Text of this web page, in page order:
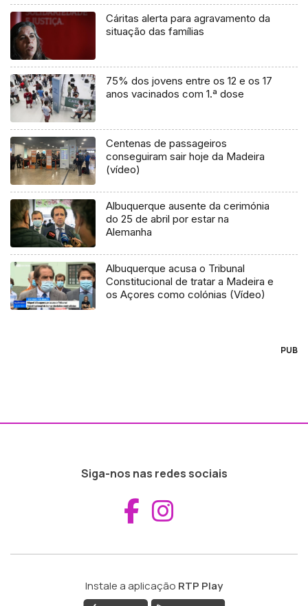
Cáritas alerta para agravamento da
situação das famílias
75% dos jovens entre os 12 e os 17
anos vacinados com 1.ª dose
Centenas de passageiros
conseguiram sair hoje da Madeira
(vídeo)
Albuquerque ausente da cerimónia
do 25 de abril por estar na
Alemanha
Albuquerque acusa o Tribunal
Constitucional de tratar a Madeira e
os Açores como colónias (Vídeo)
PUB
Siga-nos nas redes sociais
Aceder ao
Instale a aplicação RTP Play